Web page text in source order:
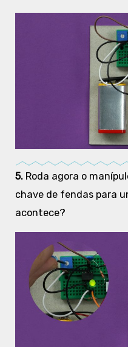
5. Roda agora o
chave de fendas para
acontece?